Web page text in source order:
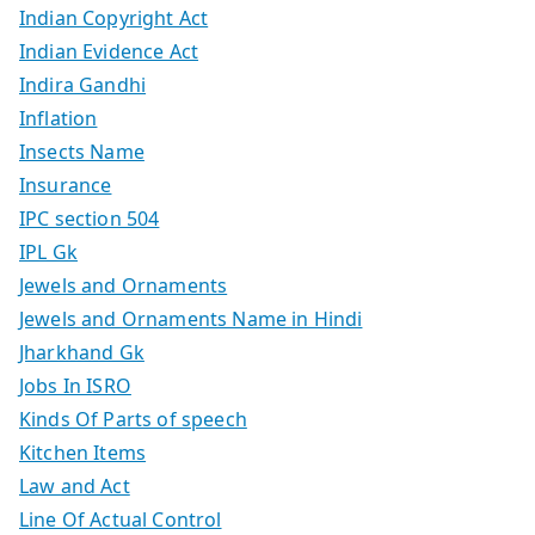
Indian Copyright Act
Indian Evidence Act
Indira Gandhi
Inflation
Insects Name
Insurance
IPC section 504
IPL Gk
Jewels and Ornaments
Jewels and Ornaments Name in Hindi
Jharkhand Gk
Jobs In ISRO
Kinds Of Parts of speech
Kitchen Items
Law and Act
Line Of Actual Control